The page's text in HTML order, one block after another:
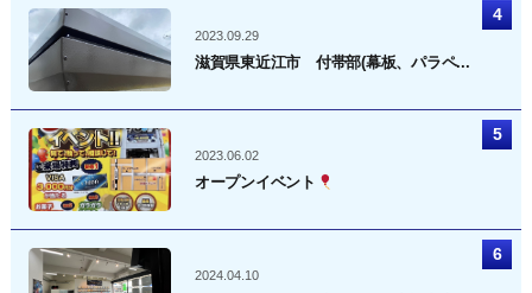
2023.09.29
滋賀県東近江市 付帯部(幕板、パラペ...
2023.06.02
オープンイベント
2024.04.10